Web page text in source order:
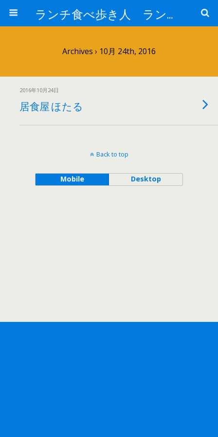
ランチ食べ歩き人 ランチパスポートで美味しいランチ 安い 贅沢 おいしい
Archives › 10月 24th, 2016
2016年10月24日
居食屋 ほたる
Back to top
Mobile Desktop